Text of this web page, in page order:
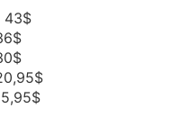
43$